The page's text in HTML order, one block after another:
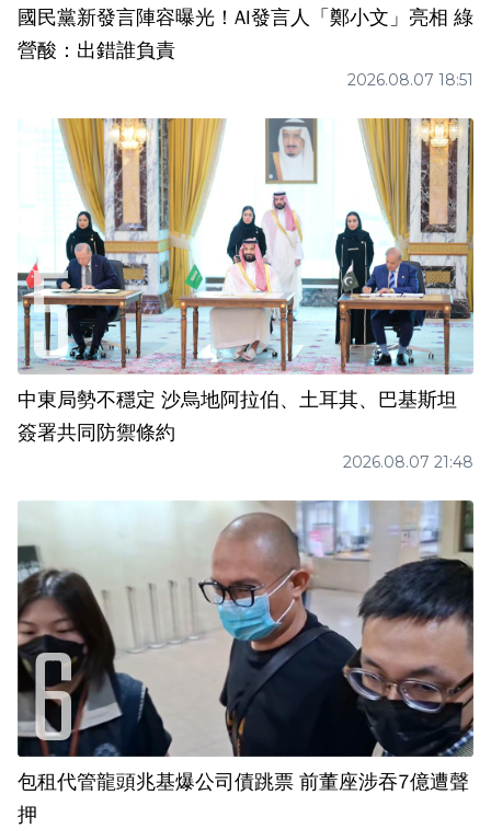
國民黨新發言陣容曝光！AI發言人「鄭小文」亮相 綠
營酸：出錯誰負責
2026.08.07 18:51
中東局勢不穩定 沙烏地阿拉伯、土耳其、巴基斯坦
簽署共同防禦條約
2026.08.07 21:48
包租代管龍頭兆基爆公司債跳票 前董座涉吞7億遭聲
押